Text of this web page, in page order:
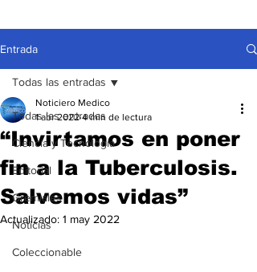
Entrada
Todas las entradas
Ciencia y Tecnología
Editorial
Gremiales
Noticias
Coleccionable
Todas las entradas
“Invirtamos en poner
fin a la Tuberculosis.
Salvemos vidas”
Noticiero Medico
1 abr 2022 4 min de lectura
Actualizado: 1 may 2022